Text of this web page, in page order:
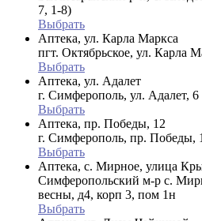
7, 1-8)
Выбрать
Аптека, ул. Карла Маркса
пгт. Октябрьское, ул. Карла
Выбрать
Аптека, ул. Адалет
г. Симферополь, ул. Адалет, 6
Выбрать
Аптека, пр. Победы, 12
г. Симферополь, пр. Победы,
Выбрать
Аптека, с. Мирное, улица
Симферопольский м-р с.
весны, д4, корп 3, пом 1н
Выбрать